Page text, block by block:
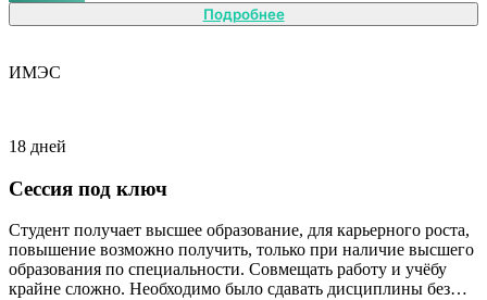
Подробнее
ИМЭС
18 дней
Сессия под ключ
Студент получает высшее образование, для карьерного роста,
повышение возможно получить, только при наличие высшего
образования по специальности. Совмещать работу и учёбу
крайне сложно. Необходимо было сдавать дисциплины без